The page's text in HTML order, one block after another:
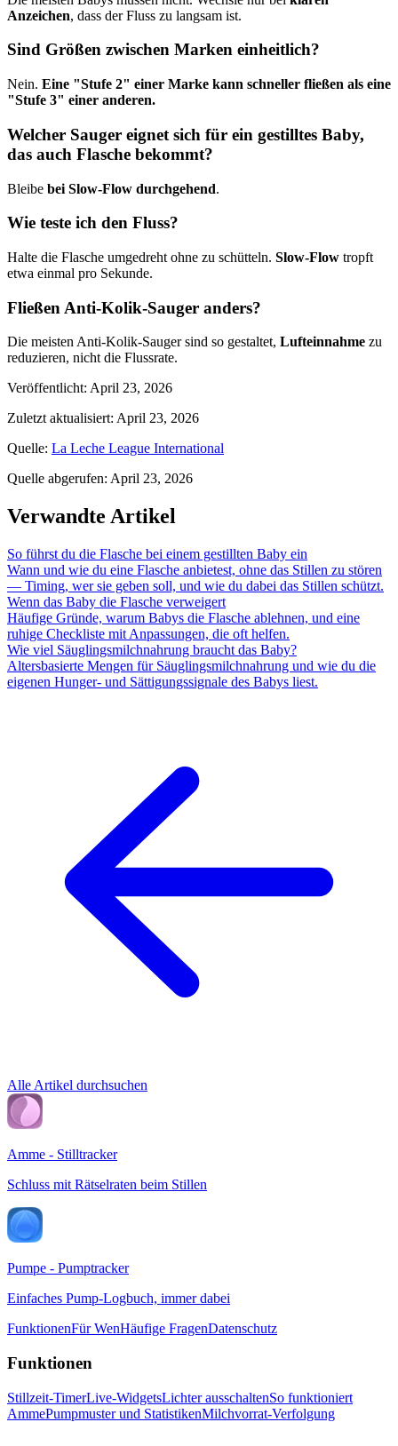
Anzeichen, dass der Fluss zu langsam ist.
Sind Größen zwischen Marken einheitlich?
Nein. Eine "Stufe 2" einer Marke kann schneller fließen als eine
"Stufe 3" einer anderen.
Welcher Sauger eignet sich für ein gestilltes Baby,
das auch Flasche bekommt?
Bleibe bei Slow-Flow durchgehend.
Wie teste ich den Fluss?
Halte die Flasche umgedreht ohne zu schütteln. Slow-Flow tropft
etwa einmal pro Sekunde.
Fließen Anti-Kolik-Sauger anders?
Die meisten Anti-Kolik-Sauger sind so gestaltet, Lufteinnahme zu
reduzieren, nicht die Flussrate.
Veröffentlicht: April 23, 2026
Zuletzt aktualisiert: April 23, 2026
Quelle: La Leche League International
Quelle abgerufen: April 23, 2026
Verwandte Artikel
So führst du die Flasche bei einem gestillten Baby ein
Wann und wie du eine Flasche anbietest, ohne das Stillen zu stören
— Timing, wer sie geben soll, und wie du dabei das Stillen schützt.
Wenn das Baby die Flasche verweigert
Häufige Gründe, warum Babys die Flasche ablehnen, und eine
ruhige Checkliste mit Anpassungen, die oft helfen.
Wie viel Säuglingsmilchnahrung braucht das Baby?
Altersbasierte Mengen für Säuglingsmilchnahrung und wie du die
eigenen Hunger- und Sättigungssignale des Babys liest.
Alle Artikel durchsuchen
Amme - Stilltracker
Schluss mit Rätselraten beim Stillen
Pumpe - Pumptracker
Einfaches Pump-Logbuch, immer dabei
FunktionenFür WenHäufige FragenDatenschutz
Funktionen
Stillzeit-TimerLive-WidgetsLichter ausschaltenSo funktioniert
AmmePumpmuster und StatistikenMilchvorrat-Verfolgung